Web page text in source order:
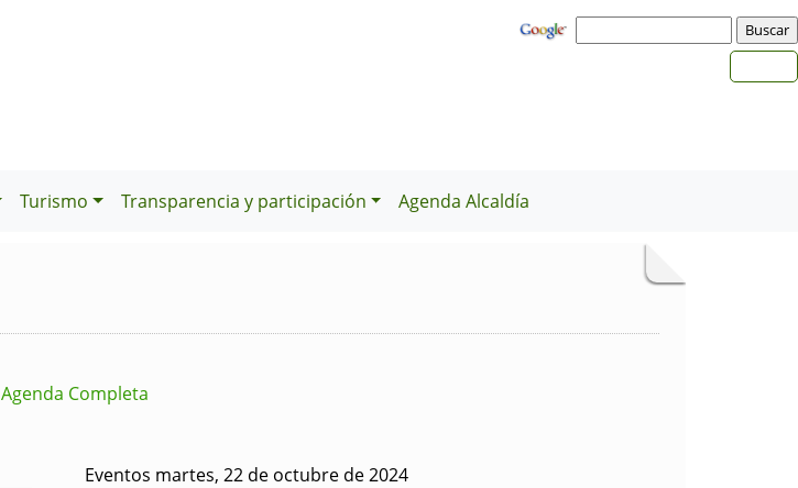
Turismo Transparencia y participación Agenda Alcaldía
Agenda Completa
Eventos martes, 22 de octubre de 2024